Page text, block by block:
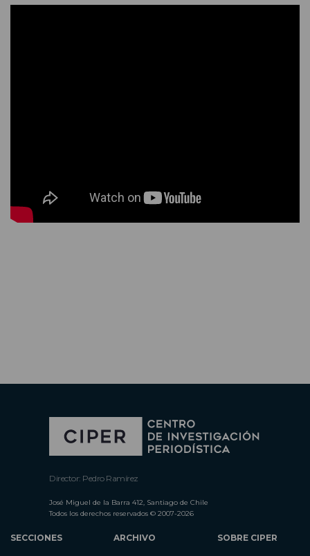
Director: Pedro Ramírez
José Miguel de la Barra 412, Santiago de Chile
Todos los derechos reservados © 2007-2026
SECCIONES
ARCHIVO
SOBRE CIPER